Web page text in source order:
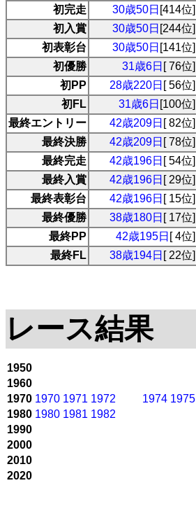
初完走
30歳50日 [414位]
初入賞
30歳50日 [244位]
初表彰台
30歳50日 [141位]
初優勝
31歳6日 [ 76位]
初PP
28歳220日 [ 56位]
初FL
31歳6日 [100位]
最終エントリー
42歳209日 [ 82位]
最終決勝
42歳209日 [ 78位]
最終完走
42歳196日 [ 54位]
最終入賞
42歳196日 [ 29位]
最終表彰台
42歳196日 [ 15位]
最終優勝
38歳180日 [ 17位]
最終PP
42歳195日 [ 4位]
最終FL
38歳194日 [ 22位]
レース結果
1950
1960
1970 1970 1971 1972 1974 1975
1980 1980 1981 1982
1990
2000
2010
2020